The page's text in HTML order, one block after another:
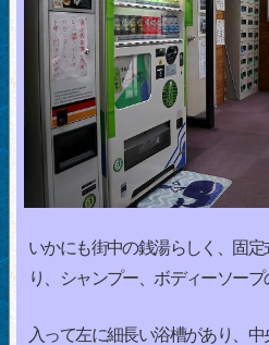
いかにも街中の銭湯らしく、固
り、シャンプー、ボディーソープ
入って左に細長い浴槽があり、